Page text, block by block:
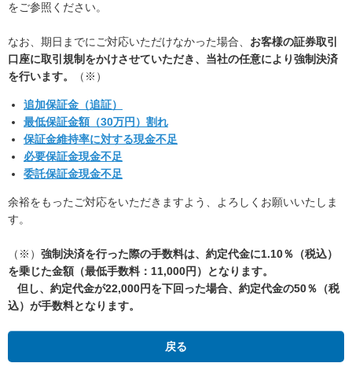
をご参照ください。
なお、期日までにご対応いただけなかった場合、 お客様の証券取引
口座に取引規制をかけさせていただき、当社の任意により強制決済
を行います。
（※）
追加保証金（追証）
最低保証金額（30万円）割れ
保証金維持率に対する現金不足
必要保証金現金不足
委託保証金現金不足
余裕をもったご対応をいただきますよう、よろしくお願いいたしま
す。
（※） 強制決済を行った際の手数料は、約定代金に1.10％（税込）
を乗じた金額（最低手数料：11,000円）となります。
但し、約定代金が22,000円を下回った場合、約定代金の50％（税
込）が手数料となります。
戻る